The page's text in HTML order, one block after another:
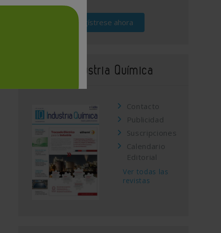
Regístrese ahora
Revista Industria Química
Contacto
Publicidad
Suscripciones
Calendario
Editorial
Ver todas las
revistas